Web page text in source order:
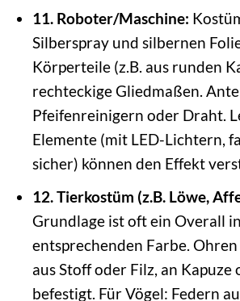
11. Roboter/Maschine:
Silberspray und silbernen
Körperteile (z.B. aus runden
rechteckige Gliedmaßen.
Pfeifenreinigern oder Draht.
Elemente (mit LED-Lichtern,
sicher) können den Effekt
12. Tierkostüm (z.B. Löwe,
Grundlage ist oft ein Overall
entsprechenden Farbe.
aus Stoff oder Filz, an Kapuze
befestigt. Für Vögel: Federn